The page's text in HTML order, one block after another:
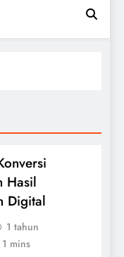
Hasil
Digital
1 tahun
1 mins